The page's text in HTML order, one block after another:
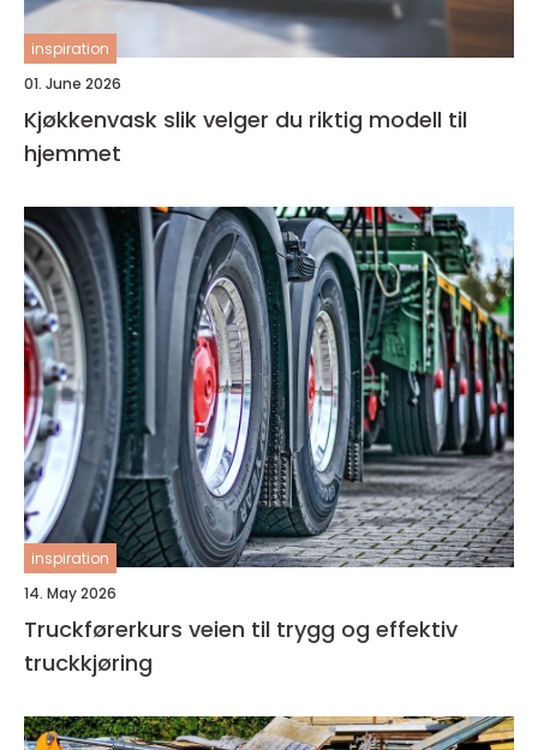
inspiration
01. June 2026
Kjøkkenvask slik velger du riktig modell til
hjemmet
inspiration
14. May 2026
Truckførerkurs veien til trygg og effektiv
truckkjøring